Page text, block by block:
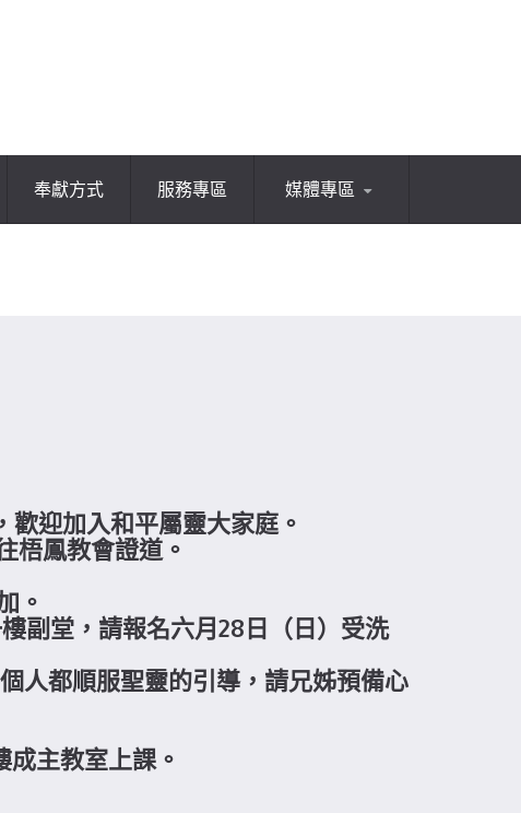
奉獻方式 服務專區 媒體專區
迎加入和平屬靈大家庭。
梧鳳教會證道。
。
副堂，請報名六月28日（日）受洗
人都順服聖靈的引導，請兄姊預備心
成主教室上課。